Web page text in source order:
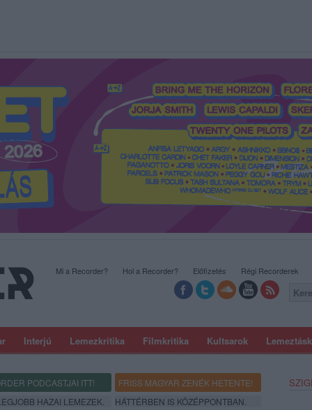
Interjú Lemezkritika Filmkritika Kultsarok
Mi a Recorder? Hol a Recorder? Előfizetés Régi Recorderek
PODCASTJAI ITT!
FRISS MAGYAR ZENÉK HETENTE!
HAZAI LEMEZEK.
HÁTTÉRBEN IS KÖZÉPPONTBAN.